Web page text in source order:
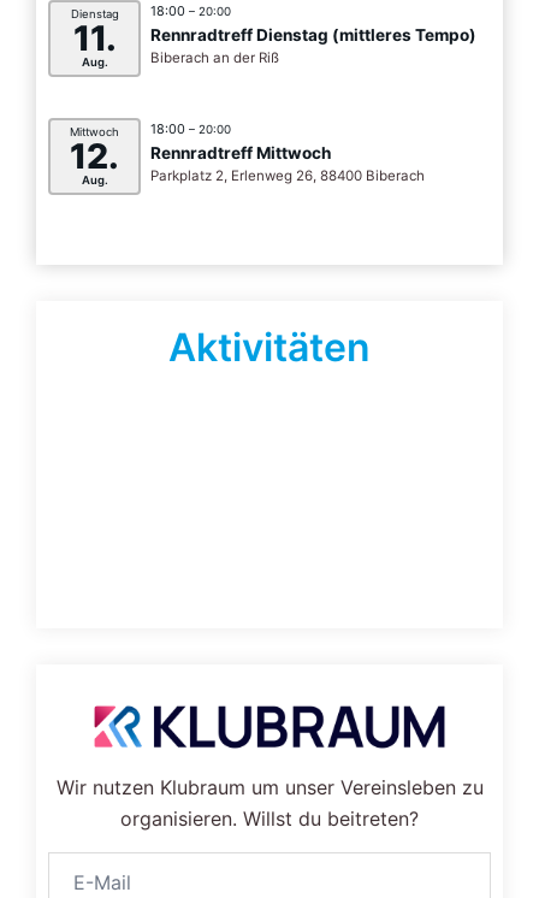
Dienstag
11.
Aug.
18:00 – 20:00
Rennradtreff Dienstag (mittleres Tempo)
Biberach an der Riß
Mittwoch
12.
Aug.
18:00 – 20:00
Rennradtreff Mittwoch
Parkplatz 2, Erlenweg 26, 88400 Biberach
Aktivitäten
Wir nutzen Klubraum um unser Vereinsleben zu
organisieren. Willst du beitreten?